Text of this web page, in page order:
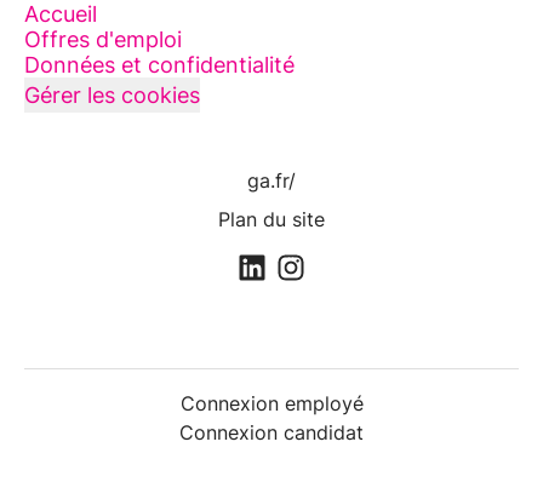
Accueil
Offres d'emploi
Données et confidentialité
Gérer les cookies
ga.fr/
Plan du site
Connexion employé
Connexion candidat